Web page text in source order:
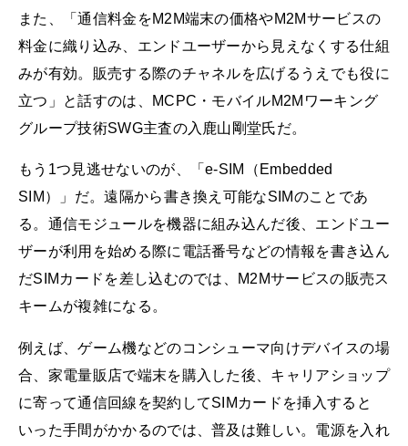
また、「通信料金をM2M端末の価格やM2Mサービスの
料金に織り込み、エンドユーザーから見えなくする仕組
みが有効。販売する際のチャネルを広げるうえでも役に
立つ」と話すのは、MCPC・モバイルM2Mワーキング
グループ技術SWG主査の入鹿山剛堂氏だ。
もう1つ見逃せないのが、「e-SIM（Embedded
SIM）」だ。遠隔から書き換え可能なSIMのことであ
る。通信モジュールを機器に組み込んだ後、エンドユー
ザーが利用を始める際に電話番号などの情報を書き込ん
だSIMカードを差し込むのでは、M2Mサービスの販売ス
キームが複雑になる。
例えば、ゲーム機などのコンシューマ向けデバイスの場
合、家電量販店で端末を購入した後、キャリアショップ
に寄って通信回線を契約してSIMカードを挿入すると
いった手間がかかるのでは、普及は難しい。電源を入れ